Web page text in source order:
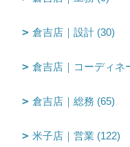
倉吉店｜設計 (30)
倉吉店｜コーディネ
倉吉店｜総務 (65)
米子店｜営業 (122)